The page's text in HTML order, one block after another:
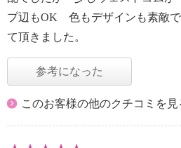
プ辺もOK 色もデザインも素敵
て頂きました。
参考になった
このお客様の他のクチコミを見